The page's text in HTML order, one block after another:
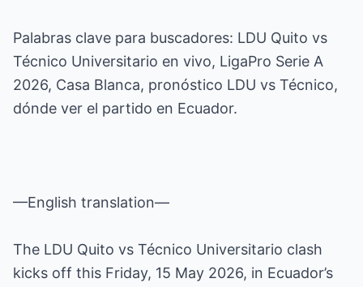
Palabras clave para buscadores: LDU Quito vs
Técnico Universitario en vivo, LigaPro Serie A
2026, Casa Blanca, pronóstico LDU vs Técnico,
dónde ver el partido en Ecuador.
—English translation—
The LDU Quito vs Técnico Universitario clash
kicks off this Friday, 15 May 2026, in Ecuador’s